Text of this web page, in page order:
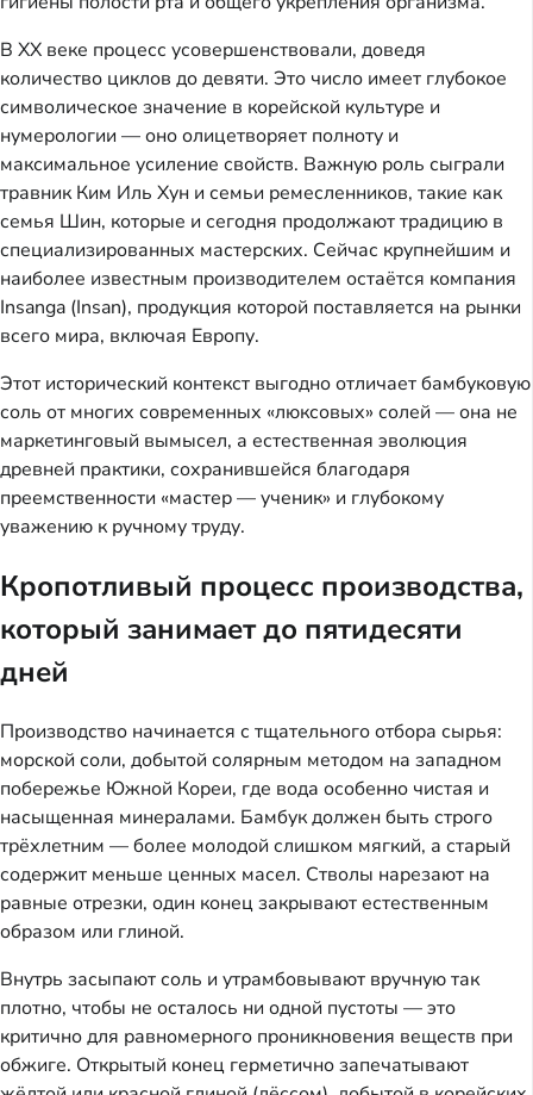
В XX веке процесс усовершенствовали, доведя
количество циклов до девяти. Это число имеет глубокое
символическое значение в корейской культуре и
нумерологии — оно олицетворяет полноту и
максимальное усиление свойств. Важную роль сыграли
травник Ким Иль Хун и семьи ремесленников, такие как
семья Шин, которые и сегодня продолжают традицию в
специализированных мастерских. Сейчас крупнейшим и
наиболее известным производителем остаётся компания
Insanga (Insan), продукция которой поставляется на рынки
всего мира, включая Европу.
Этот исторический контекст выгодно отличает бамбуковую
соль от многих современных «люксовых» солей — она не
маркетинговый вымысел, а естественная эволюция
древней практики, сохранившейся благодаря
преемственности «мастер — ученик» и глубокому
уважению к ручному труду.
Кропотливый процесс производства,
который занимает до пятидесяти
дней
Производство начинается с тщательного отбора сырья:
морской соли, добытой солярным методом на западном
побережье Южной Кореи, где вода особенно чистая и
насыщенная минералами. Бамбук должен быть строго
трёхлетним — более молодой слишком мягкий, а старый
содержит меньше ценных масел. Стволы нарезают на
равные отрезки, один конец закрывают естественным
образом или глиной.
Внутрь засыпают соль и утрамбовывают вручную так
плотно, чтобы не осталось ни одной пустоты — это
критично для равномерного проникновения веществ при
обжиге. Открытый конец герметично запечатывают